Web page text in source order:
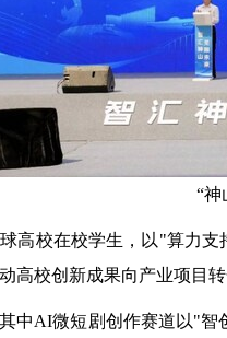
“神
高校在校学生，以"算力
高校创新成果向产业项目转
中AI微短剧创作赛道以"